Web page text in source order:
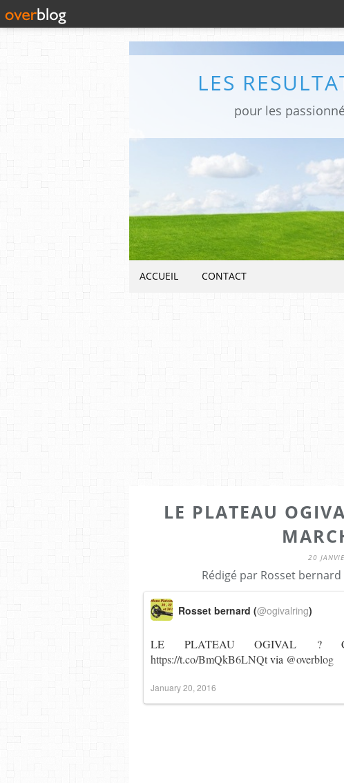
LES
pour les
ACCUEIL CONTACT
LE PLATEAU
20
Rédigé par Rosset
LE PLATEAU OGIVAL ?
https://t.co/BmQkB6LNQtvia @overblog
Rosset bernard (@ogivalring)
January 20, 2016